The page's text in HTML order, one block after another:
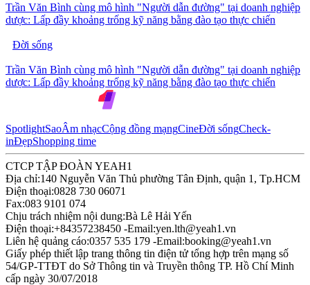
Trần Văn Bình cùng mô hình "Người dẫn đường" tại doanh nghiệp
dược: Lấp đầy khoảng trống kỹ năng bằng đào tạo thực chiến
Đời sống
Trần Văn Bình cùng mô hình "Người dẫn đường" tại doanh nghiệp
dược: Lấp đầy khoảng trống kỹ năng bằng đào tạo thực chiến
SpotlightSaoÂm nhạcCộng đồng mạngCineĐời sốngCheck-
inĐẹpShopping time
CTCP TẬP ĐOÀN YEAH1
Địa chỉ:140 Nguyễn Văn Thủ phường Tân Định, quận 1, Tp.HCM
Điện thoại:0828 730 06071
Fax:083 9101 074
Chịu trách nhiệm nội dung:Bà Lê Hải Yến
Điện thoại:+84357238450 -Email:yen.lth@yeah1.vn
Liên hệ quảng cáo:0357 535 179 -Email:booking@yeah1.vn
Giấy phép thiết lập trang thông tin điện tử tổng hợp trên mạng số
54/GP-TTĐT do Sở Thông tin và Truyền thông TP. Hồ Chí Minh
cấp ngày 30/07/2018